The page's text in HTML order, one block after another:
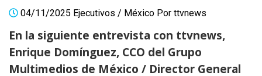
04/11/2025 Ejecutivos / México Por ttvnews
En la siguiente entrevista con ttvnews,
Enrique Domínguez, CCO del Grupo
Multimedios de México / Director General